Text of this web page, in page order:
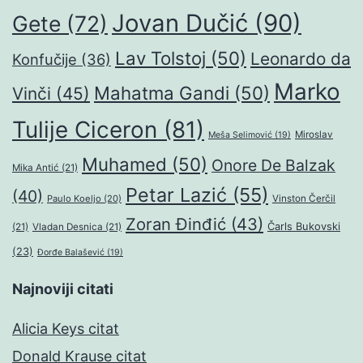
Gete (72) Jovan Dučić (90)
Konfučije (36) Lav Tolstoj (50) Leonardo da
Vinči (45) Mahatma Gandi (50) Marko
Tulije Ciceron (81) Meša Selimović (19) Miroslav
Mika Antić (21) Muhamed (50) Onore De Balzak
(40) Paulo Koeljo (20) Petar Lazić (55) Vinston Čerčil
(21) Vladan Desnica (21) Zoran Đinđić (43) Čarls Bukovski
(23) Đorđe Balašević (19)
Najnoviji citati
Alicia Keys citat
Donald Krause citat